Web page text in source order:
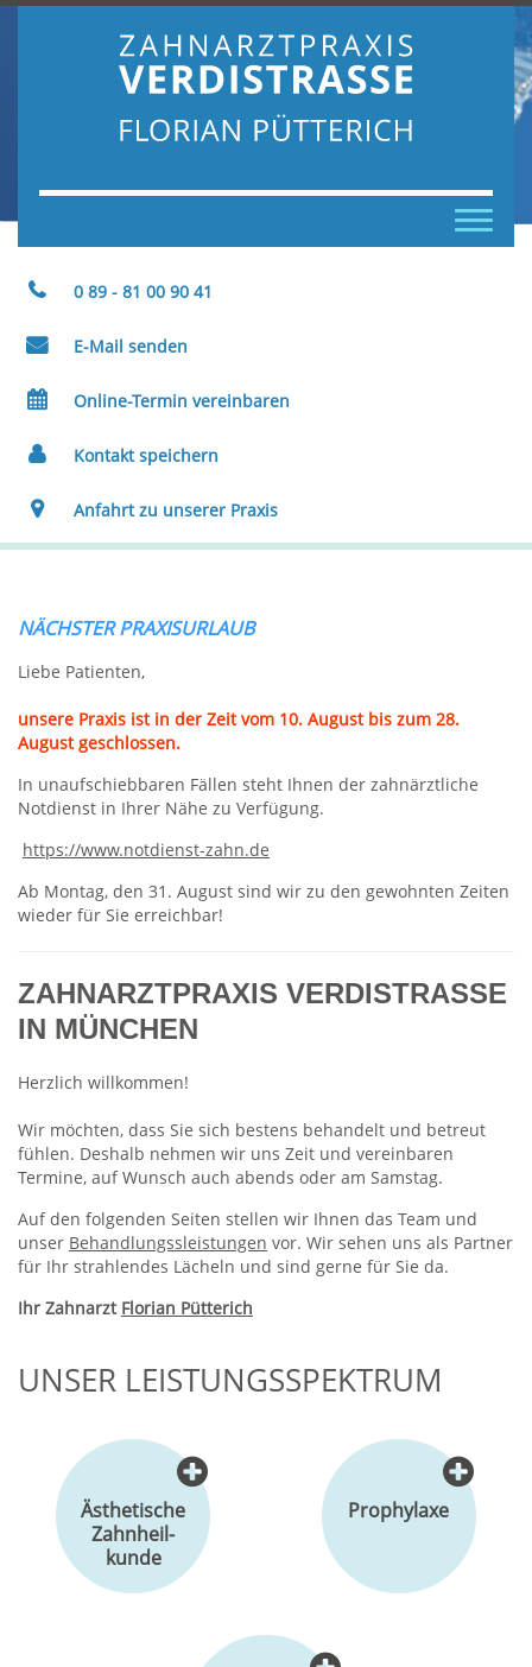
0 89 - 81 00 90 41
E-Mail senden
Online-Termin vereinbaren
Kontakt speichern
Anfahrt zu unserer Praxis
NÄCHSTER PRAXISURLAUB
Liebe Patienten,
unsere Praxis ist in der Zeit vom 10. August bis zum 28.
August geschlossen.
In unaufschiebbaren Fällen steht Ihnen der zahnärztliche
Notdienst in Ihrer Nähe zu Verfügung.
https://www.notdienst-zahn.de
Ab Montag, den 31. August sind wir zu den gewohnten Zeiten
wieder für Sie erreichbar!
ZAHNARZTPRAXIS VERDISTRASSE
IN MÜNCHEN
Herzlich willkommen!
Wir möchten, dass Sie sich bestens behandelt und betreut
fühlen. Deshalb nehmen wir uns Zeit und vereinbaren
Termine, auf Wunsch auch abends oder am Samstag.
Auf den folgenden Seiten stellen wir Ihnen das Team und
unser Behandlungssleistungen vor. Wir sehen uns als Partner
für Ihr strahlendes Lächeln und sind gerne für Sie da.
Ihr Zahnarzt Florian Pütterich
UNSER LEISTUNGSSPEKTRUM
Ästhetische
Zahnheil-
kunde
Prophylaxe